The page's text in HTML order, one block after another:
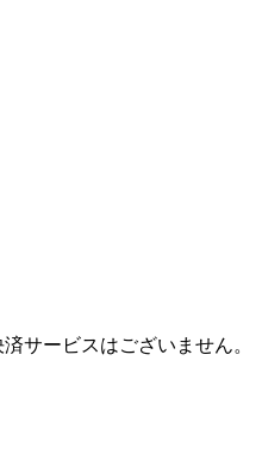
サービスはございません。